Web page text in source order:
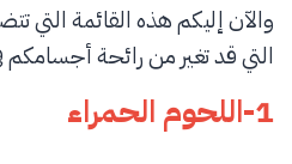
والآن إليكم هذه القائمة التي
التي قد تغير من رائحة
1-اللحوم الحمراء